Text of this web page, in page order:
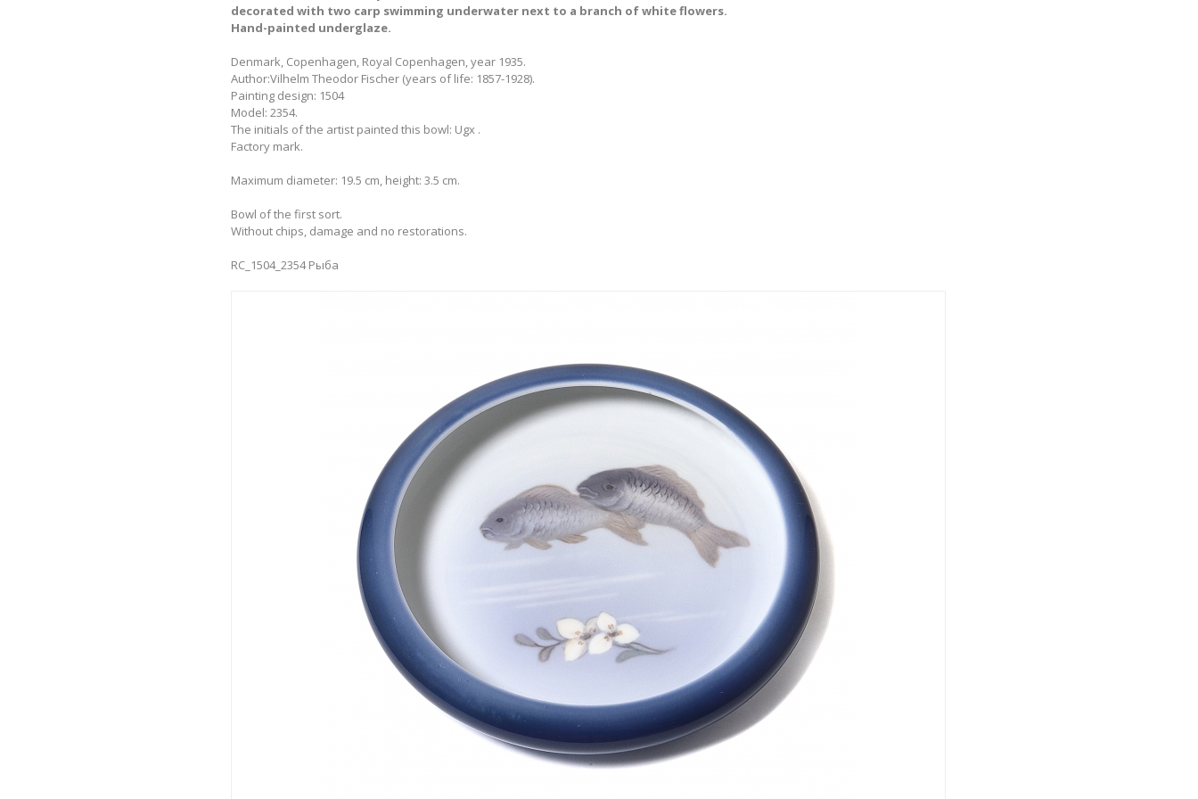
decorated with two carp swimming underwater next to a branch of white flowers.
Hand-painted underglaze.
Denmark, Copenhagen, Royal Copenhagen, year 1935.
Author:Vilhelm Theodor Fischer (years of life: 1857-1928).
Painting design: 1504
Model: 2354.
The initials of the artist painted this bowl: Ugx .
Factory mark.
Maximum diameter: 19.5 cm, height: 3.5 cm.
Bowl of the first sort.
Without chips, damage and no restorations.
RC_1504_2354 Рыба